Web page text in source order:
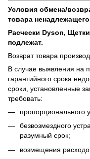
Условия обмена/
товара ненадлежащего
Расчески Dyson,
подлежат.
Возврат товара
В случае выявления на
гарантийного срока
сроки, установленные
требовать:
пропорционального
безвозмездного
разумный срок;
возмещения